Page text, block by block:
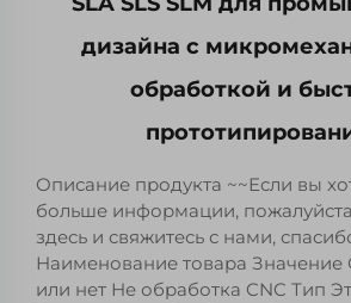
дизайна с
обработкой и
Описание продукта ~~Если вы
больше информации,
здесь и свяжитесь с нами,
Наименование товара Значение
или нет Не обработка CNC Тип